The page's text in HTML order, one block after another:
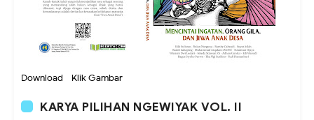
Download - Klik Gambar
KARYA PILIHAN NGEWIYAK VOL. II